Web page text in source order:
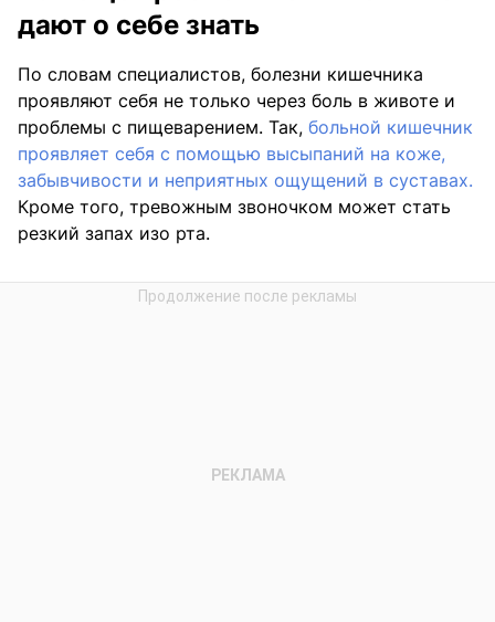
дают о себе знать
По словам специалистов, болезни кишечника
проявляют себя не только через боль в животе и
проблемы с пищеварением. Так, больной кишечник
проявляет себя с помощью высыпаний на коже,
забывчивости и неприятных ощущений в суставах.
Кроме того, тревожным звоночком может стать
резкий запах изо рта.